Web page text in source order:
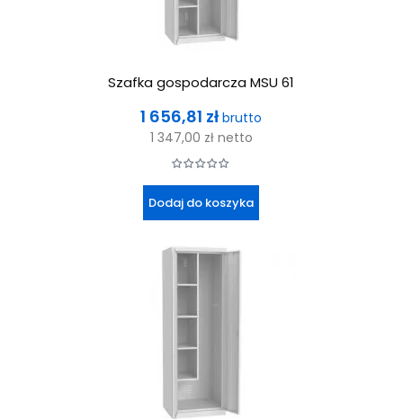
Szafka gospodarcza MSU 61
Cena
1 656,81 zł brutto
1 347,00 zł netto
Dodaj do koszyka